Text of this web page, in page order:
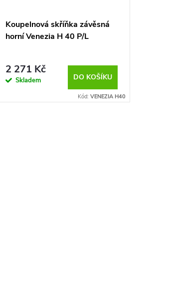
Koupelnová skříňka závěsná
horní Venezia H 40 P/L
2 271 Kč
Skladem DO KOŠÍKU
Kód: VENEZIA H40